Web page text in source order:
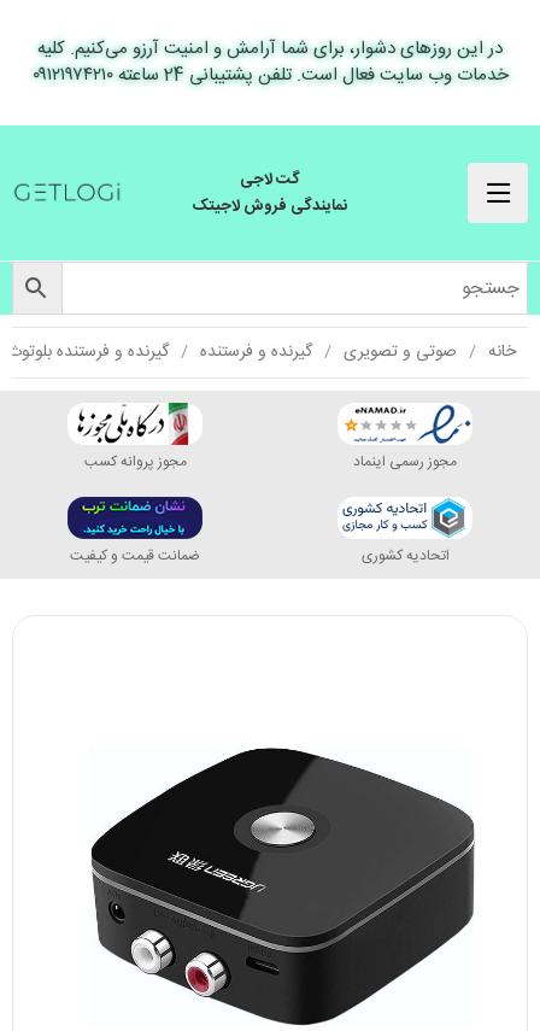
در این روزهای دشوار، برای شما آرامش و امنیت آرزو می‌کنیم. کلیه
خدمات وب سایت فعال است. تلفن پشتیبانی 24 ساعته ۰۹۱۲۱۹۷۴۲۱۰
گت لاجی
نمایندگی فروش لاجیتک
خانه صوتی و تصویری گیرنده و فرستنده گیرنده و فرستنده بلوتوث
مجوز رسمی اینماد
اتحادیه کشوری
مجوز پروانه کسب
ضمانت قیمت و کیفیت